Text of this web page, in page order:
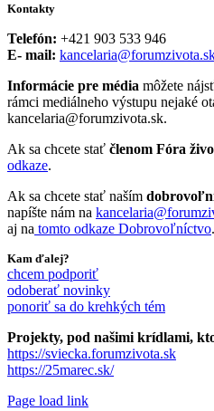
Kontakty
Telefón: +421 903 533 946
E- mail:
Informácie pre média môžete
rámci mediálneho výstupu nejaké
kancelaria@forumzivota.sk.
Ak sa chcete stať členom Fóra
odkaze.
Ak sa chcete stať naším
napíšte nám na
aj na tomto odkaze Dobrovoľníctvo.
Kam ďalej?
chcem podporiť
odoberať novinky
ponoriť sa do krehkých tém
Projekty, pod našimi krídlami,
https://sviecka.forumzivota.sk
https://25marec.sk/
Page load link